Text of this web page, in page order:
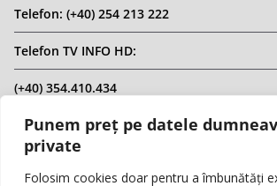
Punem preț pe datele
private
Folosim cookies doar pentru a îmbunătăți
Telefon: (+40) 254 213 222
Telefon TV INFO HD:
(+40) 354.410.434
Email: infohd20@gmail.com
Website: www.replicahd.ro